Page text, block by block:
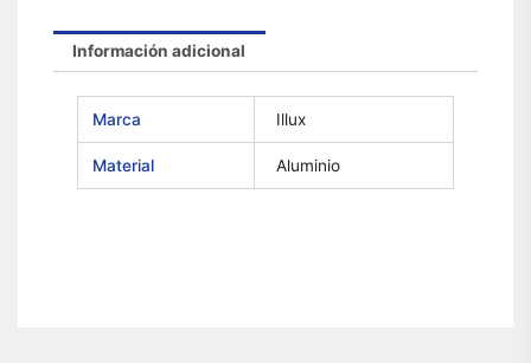
Información adicional
Marca Illux
Material Aluminio